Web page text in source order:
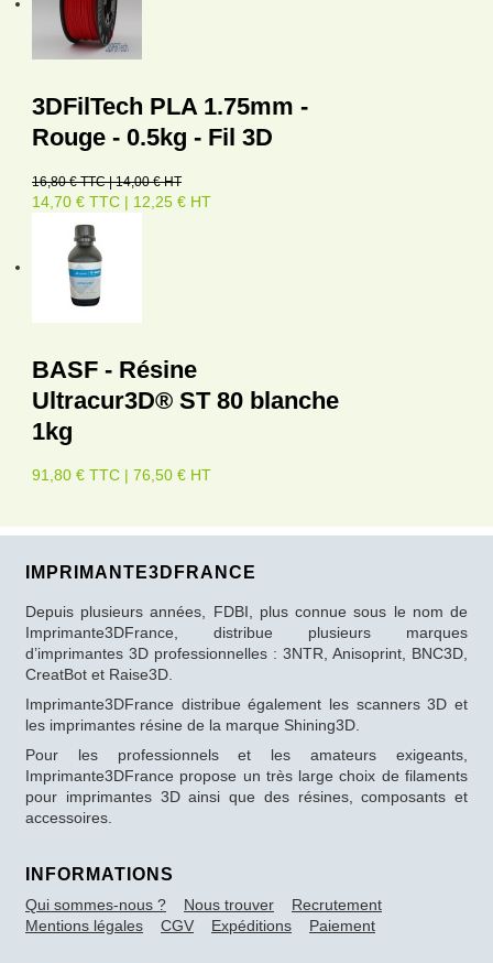
3DFilTech PLA 1.75mm -
Rouge - 0.5kg - Fil 3D
16,80 € TTC | 14,00 € HT
14,70 € TTC | 12,25 € HT
BASF - Résine
Ultracur3D® ST 80 blanche
1kg
91,80 € TTC | 76,50 € HT
IMPRIMANTE3DFRANCE
Depuis plusieurs années, FDBI, plus connue sous le nom de
Imprimante3DFrance, distribue plusieurs marques
d’imprimantes 3D professionnelles : 3NTR, Anisoprint, BNC3D,
CreatBot et Raise3D.
Imprimante3DFrance distribue également les scanners 3D et
les imprimantes résine de la marque Shining3D.
Pour les professionnels et les amateurs exigeants,
Imprimante3DFrance propose un très large choix de filaments
pour imprimantes 3D ainsi que des résines, composants et
accessoires.
INFORMATIONS
Qui sommes-nous ? Nous trouver
Recrutement
Mentions légales
CGV Expéditions Paiement